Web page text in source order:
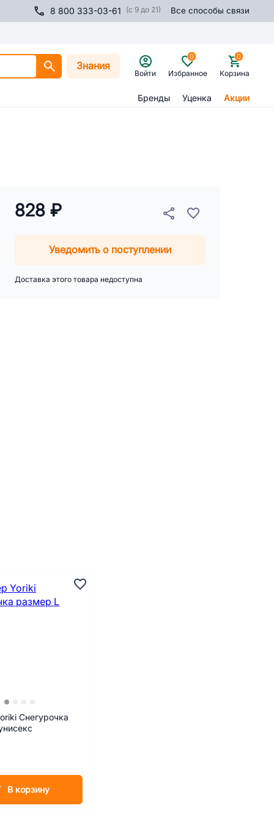
8 800 333-03-61 (с 9 до 21) Все способы связи
Знания
Войти Избранное
0
Корзина
0
Бренды Уценка Акции
828 ₽
Уведомить о поступлении
Доставка этого товара недоступна
Снегурочка
В корзину